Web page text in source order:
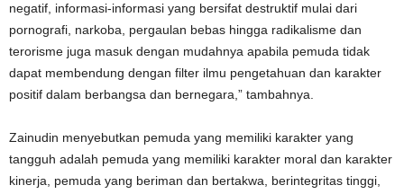
negatif, informasi-informasi yang bersifat destruktif mulai dari
pornografi, narkoba, pergaulan bebas hingga radikalisme dan
terorisme juga masuk dengan mudahnya apabila pemuda tidak
dapat membendung dengan filter ilmu pengetahuan dan karakter
positif dalam berbangsa dan bernegara,” tambahnya.
Zainudin menyebutkan pemuda yang memiliki karakter yang
tangguh adalah pemuda yang memiliki karakter moral dan karakter
kinerja, pemuda yang beriman dan bertakwa, berintegritas tinggi,